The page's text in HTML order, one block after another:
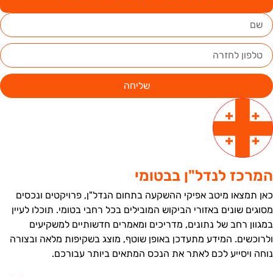
שליחה
לנדל"ן בבטומי
תמצאו מיטב אפיקי ההשקעה בתחום הנדל"ן, פרויקטים ונכסים
שונים באזורי הביקוש המובילים בכל רחבי בטומי. תוכלו לעיין
רחב של נתונים, מדריכים ומאמרים חדשותיים למשקיעים
המידע מתעדכן באופן שוטף, מוצג בשקיפות מלאה ובצורה
ויסייע לכם לאתר את הנכס המתאים ביותר עבורכם.